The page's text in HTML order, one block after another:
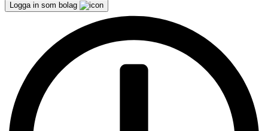
Logga in som bolag